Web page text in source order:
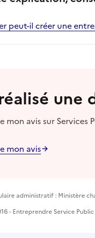
peut-il créer une
une
mon avis sur
mon avis
administratif : Ministère
- Entreprendre Service